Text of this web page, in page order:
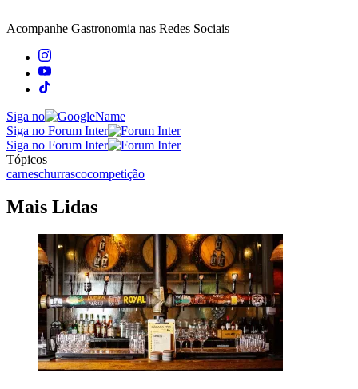
Acompanhe Gastronomia nas Redes Sociais
Siga no
Siga no Forum Inter
Siga no Forum Inter
Tópicos
carneschurrascocompetição
Mais Lidas